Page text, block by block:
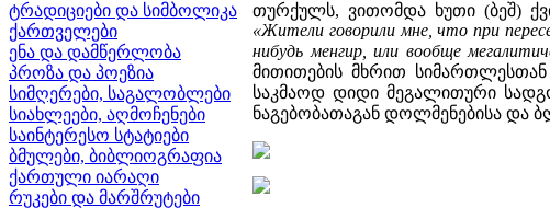
ტრადიციები და სიმბოლიკა
ქართველები
ენა და დამწერლობა
პროზა და პოეზია
სიმღერები, საგალობლები
სიახლეები, აღმოჩენები
საინტერესო სტატიები
ბმულები, ბიბლიოგრაფია
ქართული იარაღი
რუკები და მარშრუტები
თურქულს, ვითომდა ხუთი (ბეშ)
«Жители говорили мне, что при
нибудь менгир, или вообще
მითითების მხრით
საკმაოდ დიდი მეგალითური
ნაგებობათაგან დოლმენებისა და